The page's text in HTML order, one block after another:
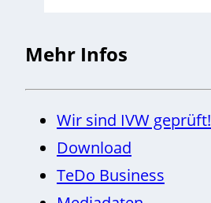
Mehr Infos
Wir sind IVW geprüft!
Download
TeDo Business